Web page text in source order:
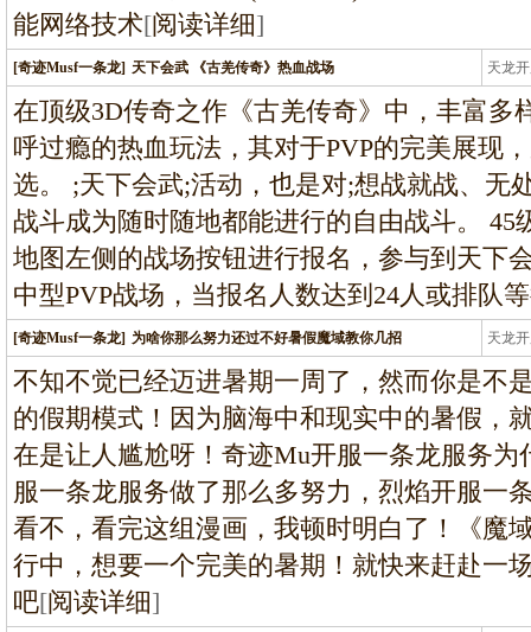
能网络技术[阅读详细]
[奇迹Musf一条龙] 天下会武 《古羌传奇》热血战场 天龙
龙
在顶级3D传奇之作《古羌传奇》中，丰富多
呼过瘾的热血玩法，其对于PVP的完美展现
选。 ;天下会武;活动，也是对;想战就战、无
战斗成为随时随地都能进行的自由战斗。 45
地图左侧的战场按钮进行报名，参与到天下
中型PVP战场，当报名人数达到24人或排队
[奇迹Musf一条龙] 为啥你那么努力还过不好暑假魔域教你几招 天龙
龙
不知不觉已经迈进暑期一周了，然而你是不
的假期模式！因为脑海中和现实中的暑假，
在是让人尴尬呀！奇迹Mu开服一条龙服务
服一条龙服务做了那么多努力，烈焰开服一
看不，看完这组漫画，我顿时明白了！《魔
行中，想要一个完美的暑期！就快来赶赴一
吧[阅读详细]